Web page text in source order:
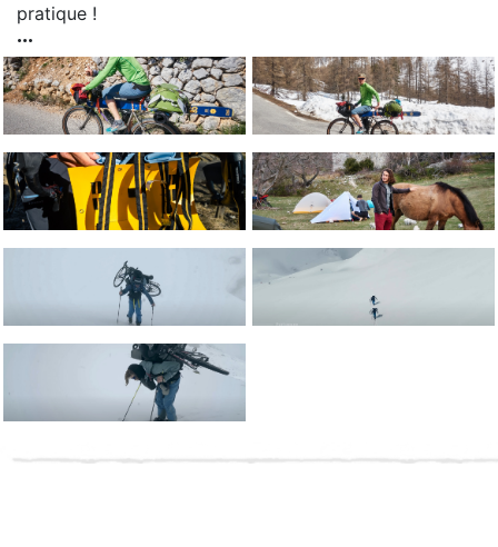
pratique !